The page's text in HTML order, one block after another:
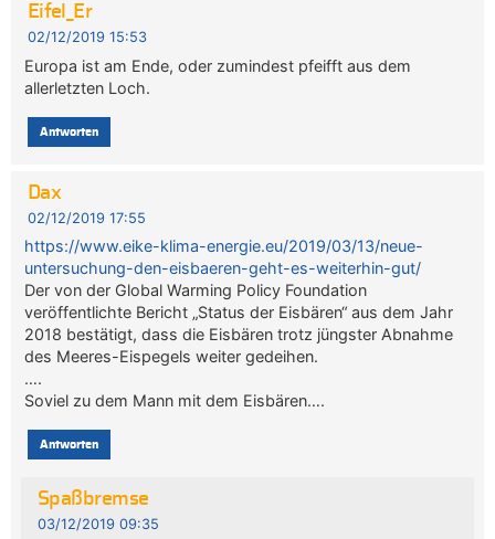
Eifel_Er
02/12/2019 15:53
Europa ist am Ende, oder zumindest pfeifft aus dem
allerletzten Loch.
Antworten
Dax
02/12/2019 17:55
https://www.eike-klima-energie.eu/2019/03/13/neue-
untersuchung-den-eisbaeren-geht-es-weiterhin-gut/
Der von der Global Warming Policy Foundation
veröffentlichte Bericht „Status der Eisbären“ aus dem Jahr
2018 bestätigt, dass die Eisbären trotz jüngster Abnahme
des Meeres-Eispegels weiter gedeihen.
….
Soviel zu dem Mann mit dem Eisbären….
Antworten
Spaßbremse
03/12/2019 09:35